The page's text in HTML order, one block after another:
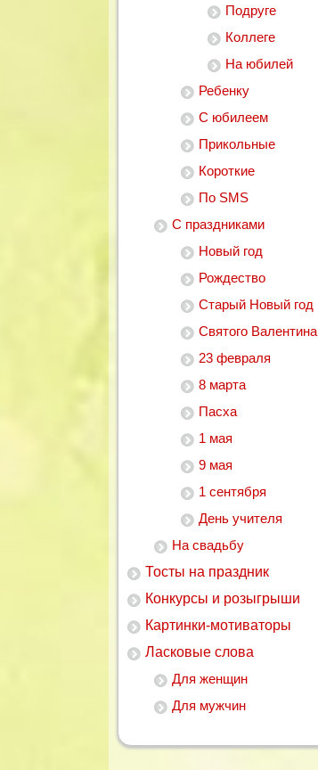
Подруге
Коллеге
На юбилей
Ребенку
С юбилеем
Прикольные
Короткие
По SMS
С праздниками
Новый год
Рождество
Старый Новый год
Святого Валентина
23 февраля
8 марта
Пасха
1 мая
9 мая
1 сентября
День учителя
На свадьбу
Тосты на праздник
Конкурсы и розыгрыши
Картинки-мотиваторы
Ласковые слова
Для женщин
Для мужчин